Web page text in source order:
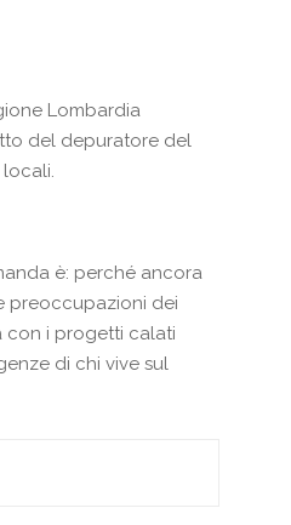
Lombardia
del depuratore del
è: perché ancora
preoccupazioni dei
con i progetti calati
di chi vive sul